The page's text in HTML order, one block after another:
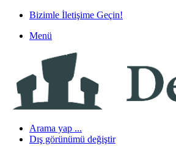
Bizimle İletişime Geçin!
Menü
Arama yap ...
Dış görünümü değiştir